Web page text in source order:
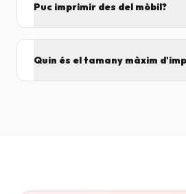
Word i Excel.
Puc imprimir des del mòbil?
Quin és el tamany màxim